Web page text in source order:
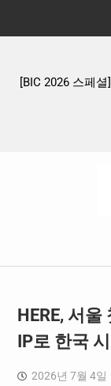
판타지 케이팝
HERE, 서
IP로 한국
2026년 7월 4일